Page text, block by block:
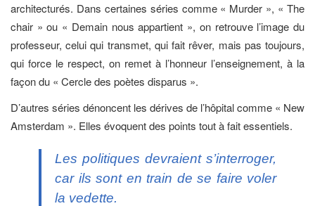
architecturés. Dans certaines séries comme « Murder », « The
chair » ou « Demain nous appartient », on retrouve l’image du
professeur, celui qui transmet, qui fait rêver, mais pas toujours,
qui force le respect, on remet à l’honneur l’enseignement, à la
façon du « Cercle des poètes disparus ».
D’autres séries dénoncent les dérives de l’hôpital comme « New
Amsterdam ». Elles évoquent des points tout à fait essentiels.
Les politiques devraient s’interroger,
car ils sont en train de se faire voler
la vedette.